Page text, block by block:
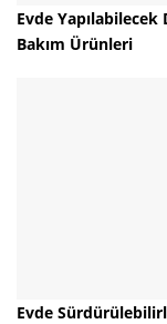
Evde
Bakım Ürünleri
Evde